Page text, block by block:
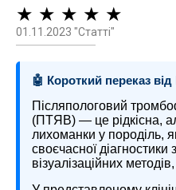
★ ★ ★ ★ ★
01.11.2023 "Статті"
🤖 Короткий переказ
Післяпологовий
(ПТЯВ) — це рідкісна,
лихоманки у породіль,
своєчасної
візуалізаційних